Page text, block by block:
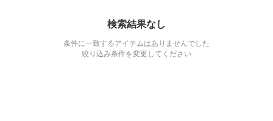
検索結果なし
条件に一致するアイテムはありませんでした
絞り込み条件を変更してください